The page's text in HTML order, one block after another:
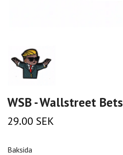
WSB - Wallstreet Bets
29.00 SEK
Baksida